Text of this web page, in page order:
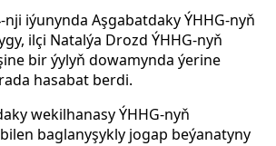
nji iýunynda Aşgabatdaky ÝHHG-nyň
ilçi Natalýa Drozd ÝHHG-nyň
bir ýylyň dowamynda ýerine
hasabat berdi.
wekilhanasy ÝHHG-nyň
baglanyşykly jogap beýanatyny